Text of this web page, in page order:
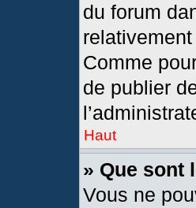
du forum
Comme
de publier
Haut
» Que sont
Vous ne